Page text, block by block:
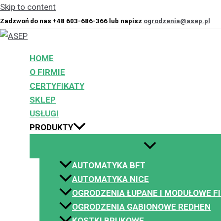
Skip to content
Zadzwoń do nas +48 603-686-366 lub napisz ogrodzenia@asep.pl
HOME
O FIRMIE
CERTYFIKATY
SKLEP
USŁUGI
PRODUKTY
AUTOMATYKA BFT
AUTOMATYKA NICE
OGRODZENIA ŁUPANE I MODUŁOWE
OGRODZENIA GABIONOWE REDHEN
Automatyka NICE
Automatyka do bram przesuwnych.
Odpowiednio dobrany napęd bramy wjazdowej jest
niezmiennie i niezawodnie kierującym działaniem bramy.
częstotliwości i szybkości otwierania bram przesuwnych,
mieszkaniowych.
Nowoczesna grupa napędów do bram przesuwnych o
idealnym rozwiązaniem nie tylko na charakteryzują się